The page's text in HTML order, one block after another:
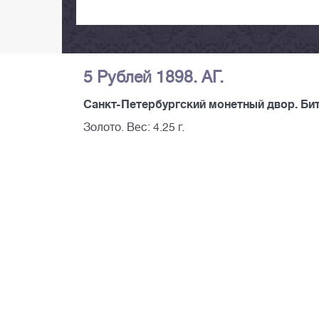
5 Рублей 1898. АГ.
Санкт-Петербургский монетный двор.
Золото. Вес: 4.25 г.